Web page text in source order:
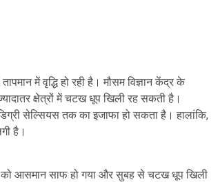
में वृद्धि हो रही है। मौसम विज्ञान केंद्र के
क्षेत्रों में चटख धूप खिली रह सकती है।
सेल्सियस तक का इजाफा हो सकता है। हालांकि,
है।
को आसमान साफ हो गया और सुबह से चटख धूप खिली